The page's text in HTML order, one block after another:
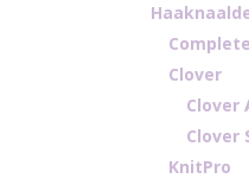
Clover
Clover
Clover
KnitPro